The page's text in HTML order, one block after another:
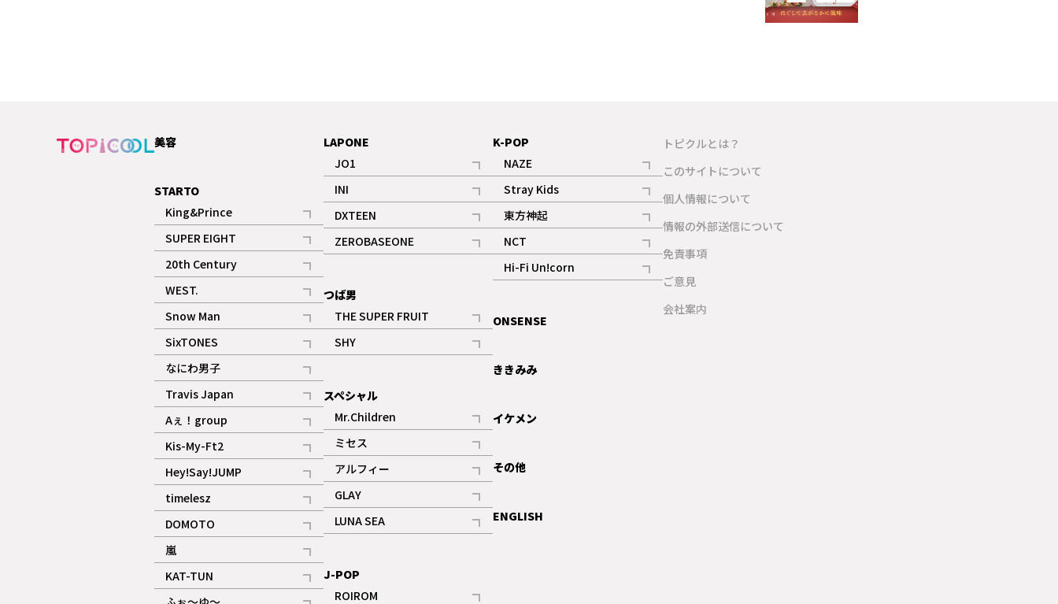
美容
STARTO
King&Prince
記事
SUPER EIGHT
記事
20th Century
記事
WEST.
記事
Snow Man
記事
ギャラリー
SixTONES
記事
ギャラリー
なにわ男子
記事
Travis Japan
記事
Aぇ！group
記事
Kis-My-Ft2
記事
ギャラリー
Hey!Say!JUMP
記事
timelesz
記事
DOMOTO
記事
嵐
記事
KAT-TUN
記事
LAPONE
JO1
記事
ギャラリー
INI
記事
ギャラリー
DXTEEN
記事
ギャラリー
ZEROBASEONE
記事
つば男
THE SUPER FRUIT
記事
ギャラリー
SHY
記事
スペシャル
Mr.Children
記事
ミセス
記事
アルフィー
記事
GLAY
記事
LUNA SEA
記事
J-POP
ROIROM
K-POP
NAZE
記事
Stray Kids
記事
東方神起
記事
NCT
記事
Hi-Fi Un!corn
記事
ONSENSE
ききみみ
イケメン
その他
ENGLISH
トピクルとは？
このサイトについて
個人情報について
情報の外部送信について
免責事項
ご意見
会社案内